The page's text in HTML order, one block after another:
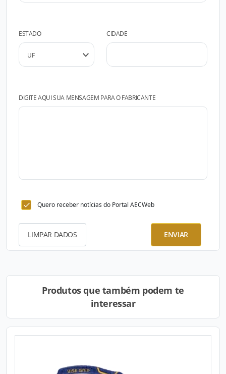
ESTADO CIDADE
DIGITE AQUI SUA MENSAGEM PARA O FABRICANTE
Quero receber notícias do Portal AECWeb
LIMPAR DADOS ENVIAR
Produtos que também podem te
interessar